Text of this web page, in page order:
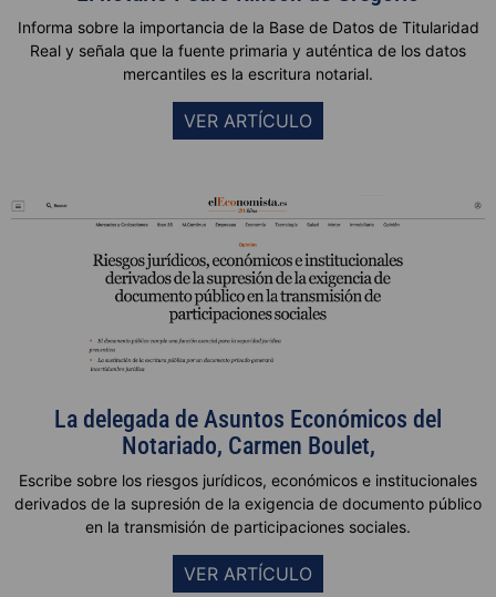
Informa sobre la importancia de la Base de Datos de Titularidad
Real y señala que la fuente primaria y auténtica de los datos
mercantiles es la escritura notarial.
VER ARTÍCULO
La delegada de Asuntos Económicos del
Notariado, Carmen Boulet,
Escribe sobre los riesgos jurídicos, económicos e institucionales
derivados de la supresión de la exigencia de documento público
en la transmisión de participaciones sociales.
VER ARTÍCULO